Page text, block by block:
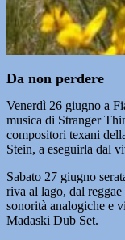
Da non perdere
Venerdì 26 giugno a
musica di Stranger
compositori texani
Stein, a eseguirla dal
Sabato 27 giugno
riva al lago, dal
sonorità analogiche e
Madaski Dub Set.